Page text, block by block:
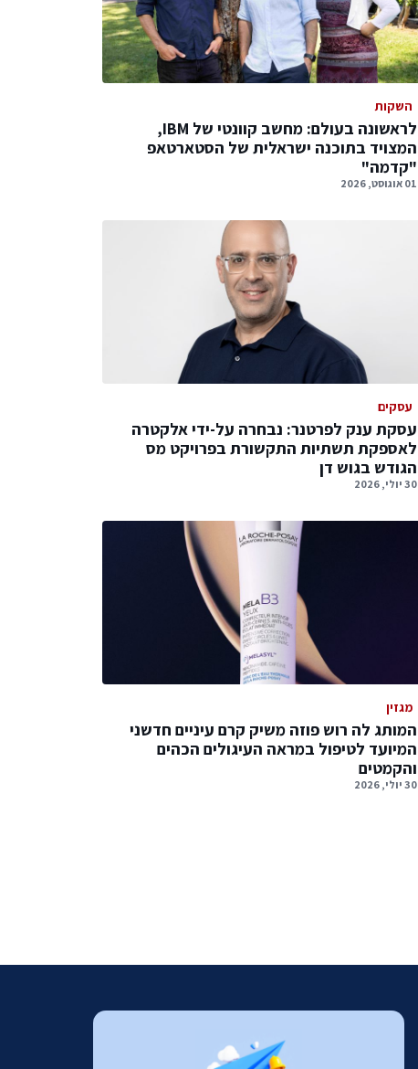
השקות
לראשונה בעולם: מחשב קוונטי של IBM,
המצויד בתוכנה ישראלית של הסטארטאפ
"קדמה"
01 אוגוסט, 2026
עסקים
עסקת ענק לפרטנר: נבחרה על-ידי אלקטרה
לאספקת תשתיות התקשורת בפרויקט מס
הגודש בגוש דן
30 יולי, 2026
מגזין
המותג לה רוש פוזה משיק קרם עיניים חדשני
המיועד לטיפול במראה העיגולים הכהים
והקמטים
30 יולי, 2026